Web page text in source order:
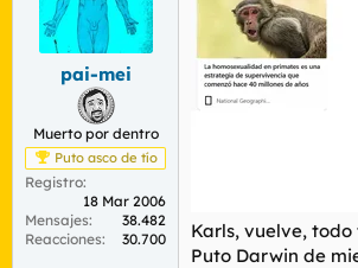
s
pai-mei
Muerto por dentro
Puto asco de tío
Registro
18 Mar 2006
Mensajes
38.482
Reacciones
30.700
Karls, vuelve,
Puto Darwin de